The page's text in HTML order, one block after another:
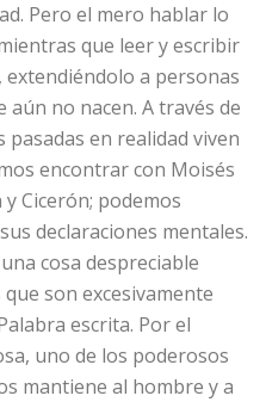
Pero el mero hablar lo
que leer y escribir
extendiéndolo a personas
aún no nacen. A través de
en realidad viven
encontrar con Moisés
Cicerón; podemos
declaraciones mentales.
cosa despreciable
son excesivamente
escrita. Por el
uno de los poderosos
mantiene al hombre y a